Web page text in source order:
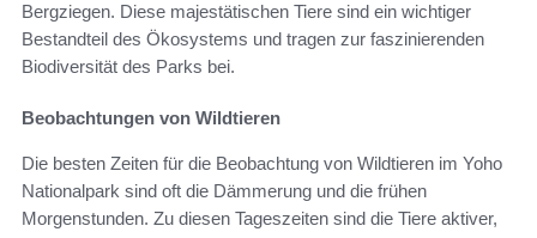
Bergziegen. Diese majestätischen Tiere sind ein wichtiger
Bestandteil des Ökosystems und tragen zur faszinierenden
Biodiversität des Parks bei.
Beobachtungen von Wildtieren
Die besten Zeiten für die Beobachtung von Wildtieren im Yoho
Nationalpark sind oft die Dämmerung und die frühen
Morgenstunden. Zu diesen Tageszeiten sind die Tiere aktiver,